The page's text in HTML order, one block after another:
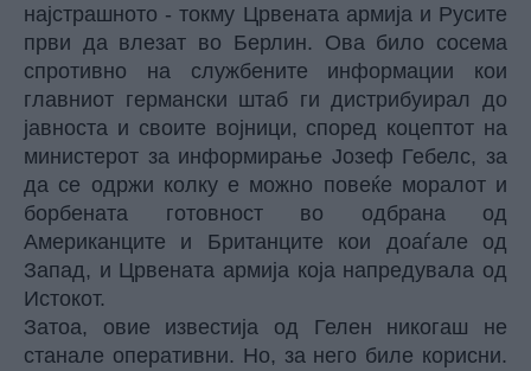
најстрашното - токму Црвената армија и Русите
први да влезат во Берлин. Ова било сосема
спротивно на службените информации кои
главниот германски штаб ги дистрибуирал до
јавноста и своите војници, според коцептот на
министерот за информирање Јозеф Гебелс, за
да се одржи колку е можно повеќе моралот и
борбената готовност во одбрана од
Американците и Британците кои доаѓале од
Запад, и Црвената армија која напредувала од
Истокот.
Затоа, овие известија од Гелен никогаш не
станале оперативни. Но, за него биле корисни.